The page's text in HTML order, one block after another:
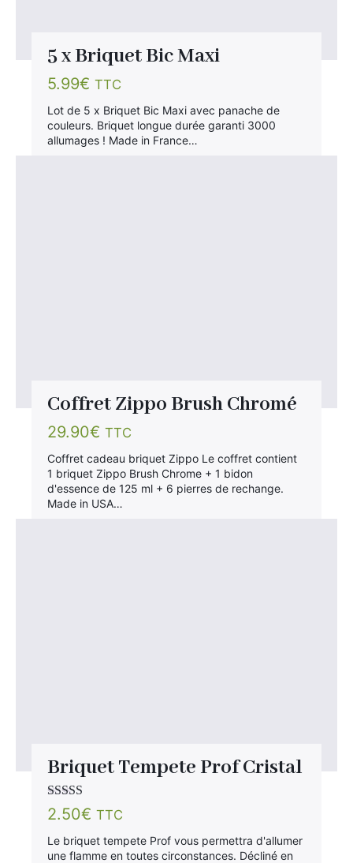
5 x Briquet Bic Maxi
5.99€ TTC
Lot de 5 x Briquet Bic Maxi avec panache de
couleurs. Briquet longue durée garanti 3000
allumages ! Made in France…
Coffret Zippo Brush Chromé
29.90€ TTC
Coffret cadeau briquet Zippo Le coffret contient
1 briquet Zippo Brush Chrome + 1 bidon
d'essence de 125 ml + 6 pierres de rechange.
Made in USA…
Briquet Tempete Prof Cristal
Note4.00
sur 5
2.50€ TTC
Le briquet tempete Prof vous permettra d'allumer
une flamme en toutes circonstances. Décliné en
Rechercher
: